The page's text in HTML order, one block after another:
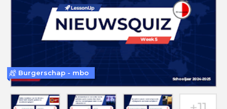
Burgerschap - mbo